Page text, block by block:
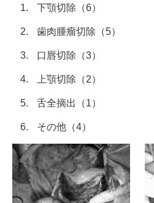
下顎切除（6）
歯肉腫瘤切除（5）
口唇切除（3）
上顎切除（2）
舌全摘出（1）
その他（4）